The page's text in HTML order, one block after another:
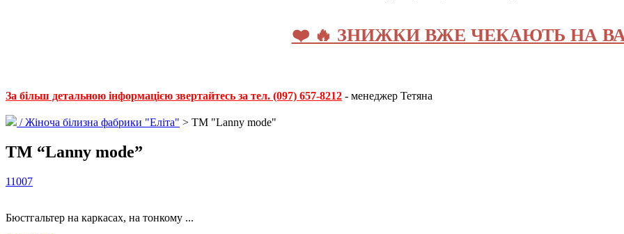
❤️ 🔥 ЗНИЖКИ ВЖЕ ЧЕКАЮТЬ НА
За більш детальною інформацією звертайтесь за тел. (097) 657-8212 - менеджер Тетяна
/Жіноча білизна фабрики "Еліта" > ТМ "Lanny mode"
ТМ “Lanny mode”
11007
Бюстгальтер на каркасах, на тонкому ...